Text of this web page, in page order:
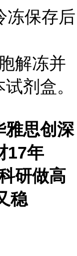
冻保存后
解冻并
剂盒。
雅思创深
17年
研做高
稳